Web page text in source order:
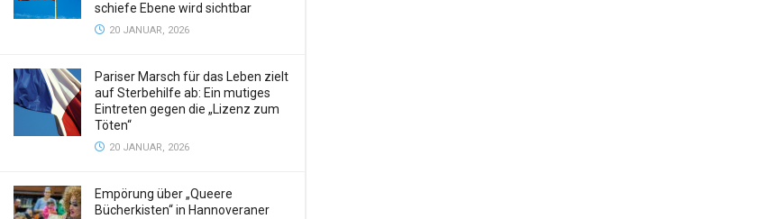
schiefe Ebene wird sichtbar
20 JANUAR, 2026
Pariser Marsch für das Leben zielt
auf Sterbehilfe ab: Ein mutiges
Eintreten gegen die „Lizenz zum
Töten“
20 JANUAR, 2026
Empörung über „Queere
Bücherkisten“ in Hannoveraner